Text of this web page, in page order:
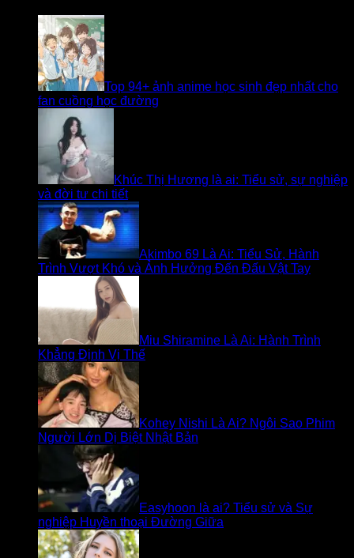
Top 94+ ảnh anime học sinh đẹp nhất cho
fan cuồng học đường
Khúc Thị Hương là ai: Tiểu sử, sự nghiệp
và đời tư chi tiết
Akimbo 69 Là Ai: Tiểu Sử, Hành
Trình Vượt Khó và Ảnh Hưởng Đến Đấu Vật Tay
Miu Shiramine Là Ai: Hành Trình
Khẳng Định Vị Thế
Kohey Nishi Là Ai? Ngôi Sao Phim
Người Lớn Dị Biệt Nhật Bản
Easyhoon là ai? Tiểu sử và Sự
nghiệp Huyền thoại Đường Giữa